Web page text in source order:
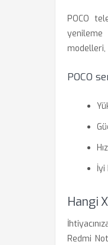
POCO
yenileme
modelleri,
POCO
İyi
Hangi
Redmi